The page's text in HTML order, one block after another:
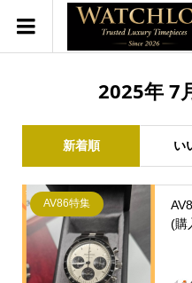
2025年 7
新着順 い
AV86特集
(購